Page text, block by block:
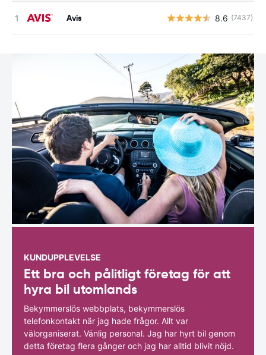
Avis 8.6 (7437)
KUNDUPPLEVELSE
Ett bra och pålitligt företag för att
hyra bil utomlands
Bekymmerslös webbplats, bekymmerslös
telefonkontakt när jag hade frågor. Allt var
välorganiserat. Vänlig personal. Jag har hyrt bil genom
detta företag flera gånger och jag har alltid blivit nöjd.